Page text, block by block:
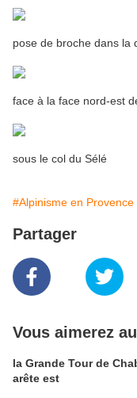
pose de broche dans la
face à la face nord-est
sous le col du Sélé
#Alpinisme en Provence
Partager
Vous aimerez
la Grande Tour de
arête est